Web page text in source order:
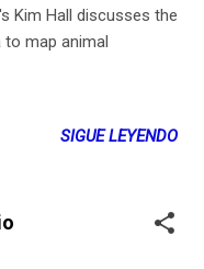
Kim Hall discusses the
map animal
SIGUE LEYENDO